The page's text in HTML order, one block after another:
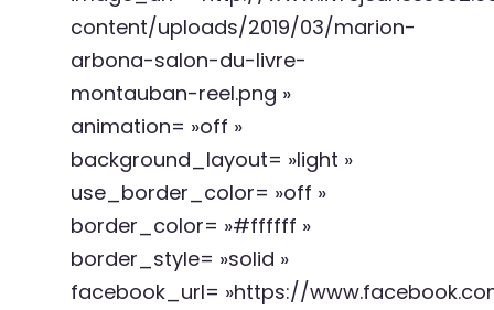
content/uploads/2019/03/marion-
arbona-salon-du-livre-
montauban-reel.png »
animation= »off »
background_layout= »light »
use_border_color= »off »
border_color= »#ffffff »
border_style= »solid »
facebook_url= »https://